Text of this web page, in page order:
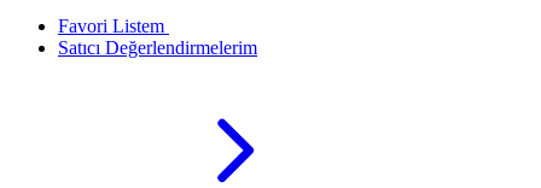
Favori Listem
Satıcı Değerlendirmelerim